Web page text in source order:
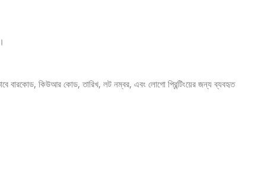
বারকোড, কিউআর কোড, তারিখ, লট নম্বর, এবং লোগো প্রিন্টিংয়ের জন্য ব্যবহৃত